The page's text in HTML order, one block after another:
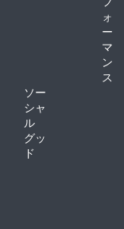
ォ
ー
マ
ン
ス
ソー
シャ
ル
グッ
ド